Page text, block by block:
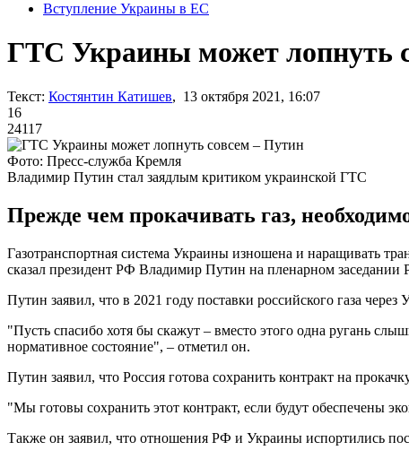
Вступление Украины в ЕС
ГТС Украины может лопнуть
Текст: Костянтин Катишев, 13 октября 2021, 16:07
16
24117
Фото: Пресс-служба Кремля
Владимир Путин стал заядлым критиком украинской ГТС
Прежде чем прокачивать газ,
Газотранспортная система Украины изношена и наращивать
сказал президент РФ Владимир Путин на пленарном заседании
Путин заявил, что в 2021 году поставки российского газа
"Пусть спасибо хотя бы скажут – вместо этого одна ругань
нормативное состояние", – отметил он.
Путин заявил, что Россия готова сохранить контракт на
"Мы готовы сохранить этот контракт, если будут обеспечены
Также он заявил, что отношения РФ и Украины испортились